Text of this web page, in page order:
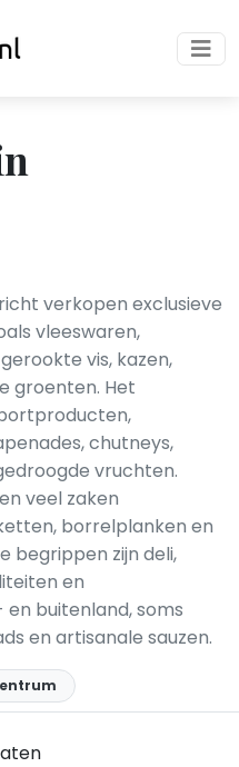
verkopen exclusieve
vleeswaren,
vis, kazen,
groenten. Het
chutneys,
vruchten.
veel zaken
borrelplanken en
begrippen zijn deli,
en
buitenland, soms
en artisanale sauzen.